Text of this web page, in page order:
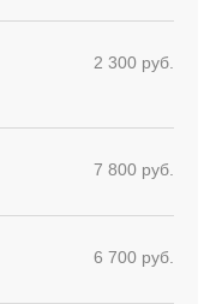
2 300 руб.
7 800 руб.
6 700 руб.